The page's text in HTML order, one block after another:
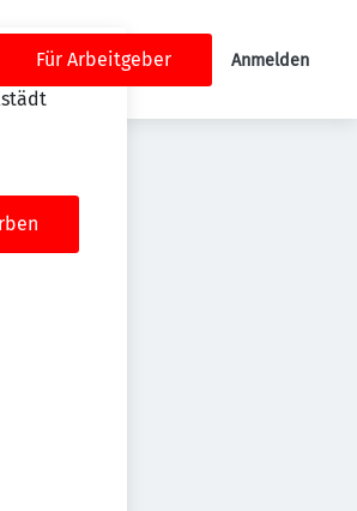
Für Arbeitgeber Anmelden